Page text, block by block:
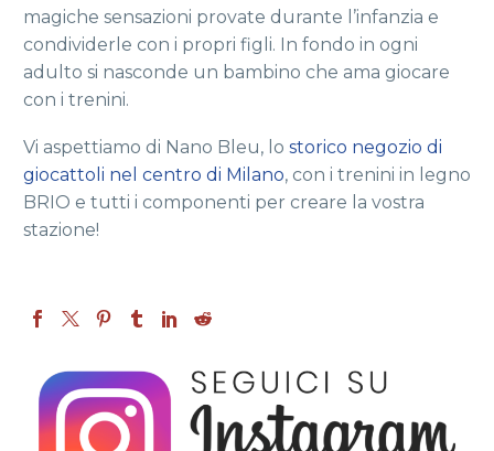
magiche sensazioni provate durante l’infanzia e
condividerle con i propri figli. In fondo in ogni
adulto si nasconde un bambino che ama giocare
con i trenini.
Vi aspettiamo di Nano Bleu, lo storico negozio di
giocattoli nel centro di Milano, con i trenini in legno
BRIO e tutti i componenti per creare la vostra
stazione!